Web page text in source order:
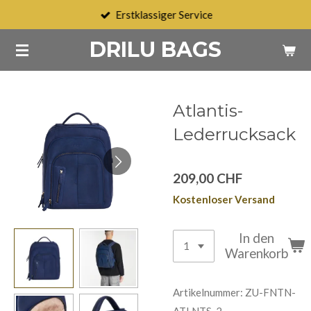
springen
DRILU BAGS
Erstklassiger Service
Atlantis-
Lederrucksack
209,00 CHF
Kostenloser Versand
In den
Warenkorb
Artikelnummer: ZU-FNTN-